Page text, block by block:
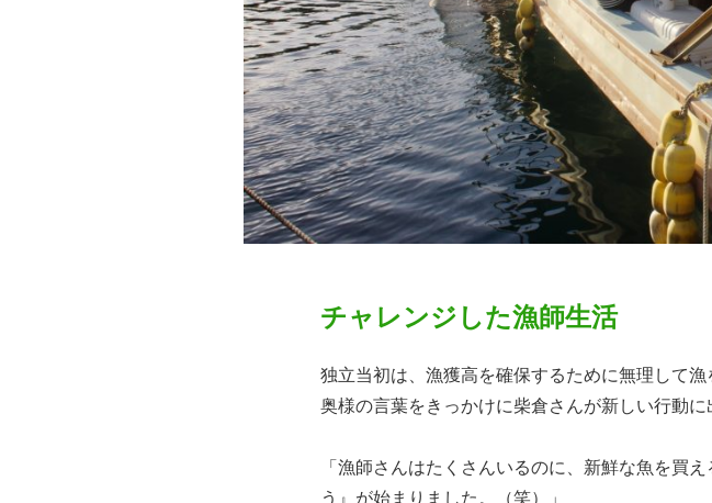
チャレンジした漁師生活
独立当初は、漁獲高を確保するために無理して
奥様の言葉をきっかけに柴倉さんが新しい行動に
「漁師さんはたくさんいるのに、新鮮な魚を買
う』が始まりました。（笑）」